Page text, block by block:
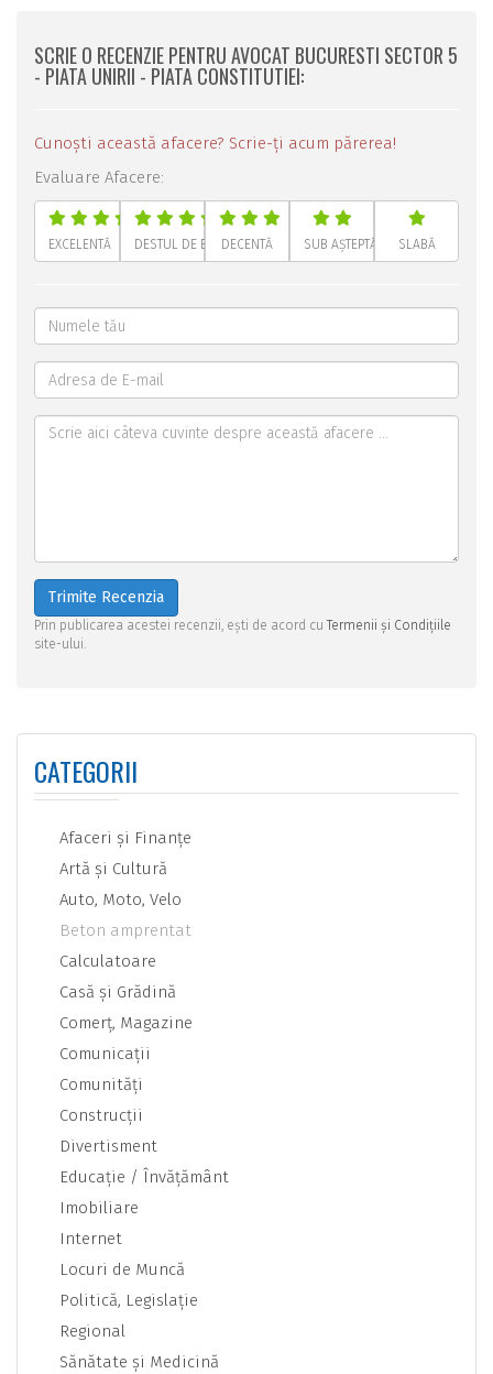
SCRIE O RECENZIE PENTRU AVOCAT BUCURESTI SECTOR 5
- PIATA UNIRII - PIATA CONSTITUTIEI:
Cunoști această afacere? Scrie-ți acum părerea!
Evaluare Afacere:
EXCELENTĂ DESTUL DE BUNĂDECENTĂ SUB AȘTEPTĂRI SLABĂ
Trimite Recenzia
Prin publicarea acestei recenzii, ești de acord cuTermenii și Condițiile
site-ului.
CATEGORII
Afaceri şi Finanţe
Artă şi Cultură
Auto, Moto, Velo
Beton amprentat
Calculatoare
Casă şi Grădină
Comerţ, Magazine
Comunicaţii
Comunităţi
Construcţii
Divertisment
Educaţie / Învăţământ
Imobiliare
Internet
Locuri de Muncă
Politică, Legislaţie
Regional
Sănătate şi Medicină